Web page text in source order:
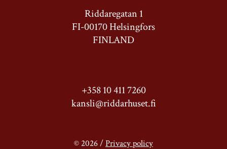
Riddaregatan 1
FI-00170 Helsingfors
FINLAND
+358 10 411 7260
kansli@riddarhuset.fi
© 2026 /Privacy policy